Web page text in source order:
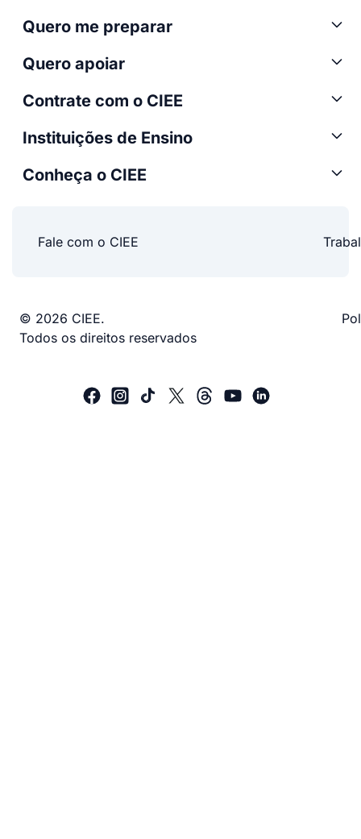
Quero me preparar
Quero apoiar
Contrate com o CIEE
Instituições de Ensino
Conheça o CIEE
Fale com o CIEE
© 2026 CIEE.
Todos os direitos reservados